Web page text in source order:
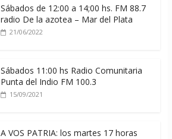
Sábados de 12:00 a 14;00 hs. FM 88.7
radio De la azotea – Mar del Plata
21/06/2022
Sábados 11:00 hs Radio Comunitaria
Punta del Indio FM 100.3
15/09/2021
A VOS PATRIA: los martes 17 horas